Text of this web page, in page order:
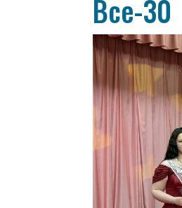
Все-30